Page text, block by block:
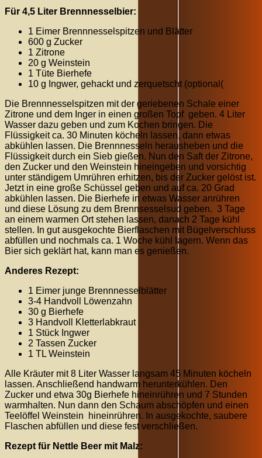
Für 4,5 Liter Brennnesselbier:
1 Eimer Brennnesselspitzen und Blätter
600 g Zucker
1 Zitrone
20 g Weinstein
1 Tüte Bierhefe
10 g Ingwer, gehackt und zerquetscht (optional(
Die Brennnesselspitzen mit der geriebenen Schale einer
Zitrone und dem Inger in einen großen Topf geben. 4 Liter
Wasser dazu geben und zum Kochen bringen. Die
Flüssigkeit ca. 30 Minuten köcheln lassen, dann etwas
abkühlen lassen. Die Brennnesseln herausheben und die
Flüssigkeit durch ein Sieb gießen. Nun den Saft der Zitrone,
den Zucker und den Weinstein hineingeben und vorsichtig
unter ständigem Umrühren erhitzen, bis der Zucker gelöst ist.
Jetzt in eine große Schüssel geben und auf ca. 20 Grad
abkühlen lassen. Die Bierhefe in etwas Wasser anrühren
und diese Lösung zu dem Brennsesselsud geben. 3 Tage
an einem warmen Ort stehen lassen, danach 2 Tage kühl
stellen. In gut ausgekochte Bierflaschen mit Bügelverschluss
abfüllen und nochmals ca. 1 Woche kühl lagern. Wenn das
Bier sich geklärt hat, kann man es genießen.
Anderes Rezept:
1 Eimer junge Brennnesselblätter
3-4 Handvoll Löwenzahn
30 g Bierhefe
3 Handvoll Kletterlabkraut
1 Stück Ingwer
2 Tassen Zucker
1 TL Weinstein
Alle Kräuter mit 8 Liter Wasser langsam 45 Minuten köcheln
lassen. Anschließend handwarm herunterkühlen. Den
Zucker und etwa 30g Bierhefe hineinrühren und 7 Stunden
warmhalten. Nun dann den Schaum abschöpfen und einen
Teelöffel Weinstein hineinrühren. In ausgekochte, saubere
Flaschen abfüllen und diese fest verschließen.
Rezept für Nettle Beer mit Malz: